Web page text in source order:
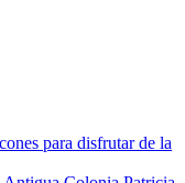
para disfrutar de la